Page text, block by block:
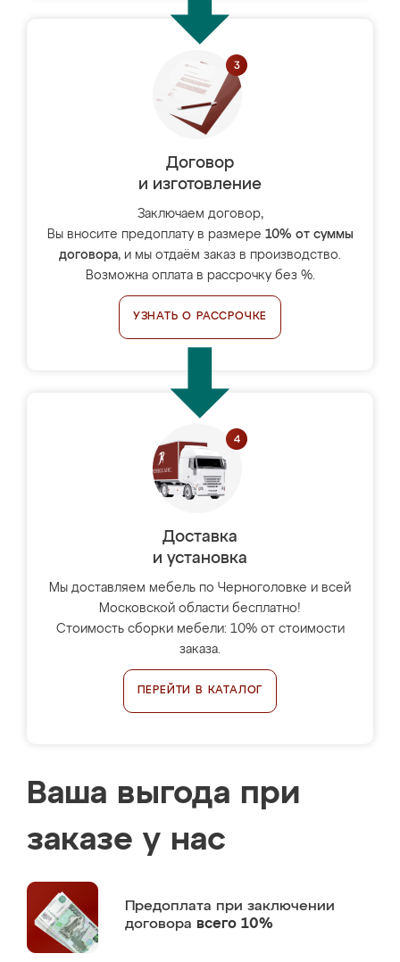
Договор
и изготовление
Заключаем договор,
Вы вносите предоплату в размере 10% от суммы
договора, и мы отдаём заказ в производство.
Возможна оплата в рассрочку без %.
УЗНАТЬ О РАССРОЧКЕ
Доставка
и установка
Мы доставляем мебель по Черноголовке и всей
Московской области бесплатно!
Стоимость сборки мебели: 10% от стоимости
заказа.
ПЕРЕЙТИ В КАТАЛОГ
Ваша выгода при
заказе у нас
Предоплата при заключении
договора всего 10%